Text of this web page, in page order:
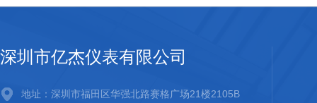
深圳市亿杰仪表有限公司
地址：深圳市福田区华强北路赛格广场21楼2105B